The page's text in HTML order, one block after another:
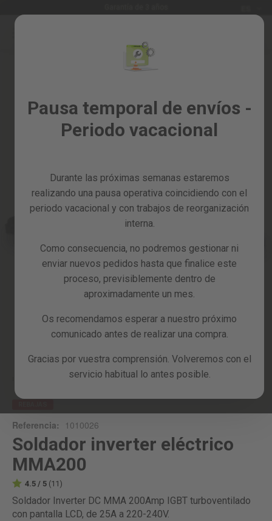
Pausa temporal de envíos -
Periodo vacacional
Durante las próximas semanas estaremos
realizando una pausa operativa coincidiendo con el
periodo vacacional y con trabajos de reorganización
interna.
Como consecuencia, no podremos gestionar ni
enviar nuevos pedidos hasta que finalice este
proceso, previsiblemente dentro de
aproximadamente un mes.
Os recomendamos esperar a nuestro próximo
comunicado antes de realizar una compra.
Gracias por vuestra comprensión. Volveremos con el
servicio habitual lo antes posible.
productos
Bricolaje
Recambios
Reacondicionados
images
galleryReferencia: 1010026
Soldador inverter eléctrico
MMA200
4.5 / 5 (11)
Soldador Inverter DC MMA 200Amp IGBT turboventilado
con pantalla LCD, de 25A a 220-240V.